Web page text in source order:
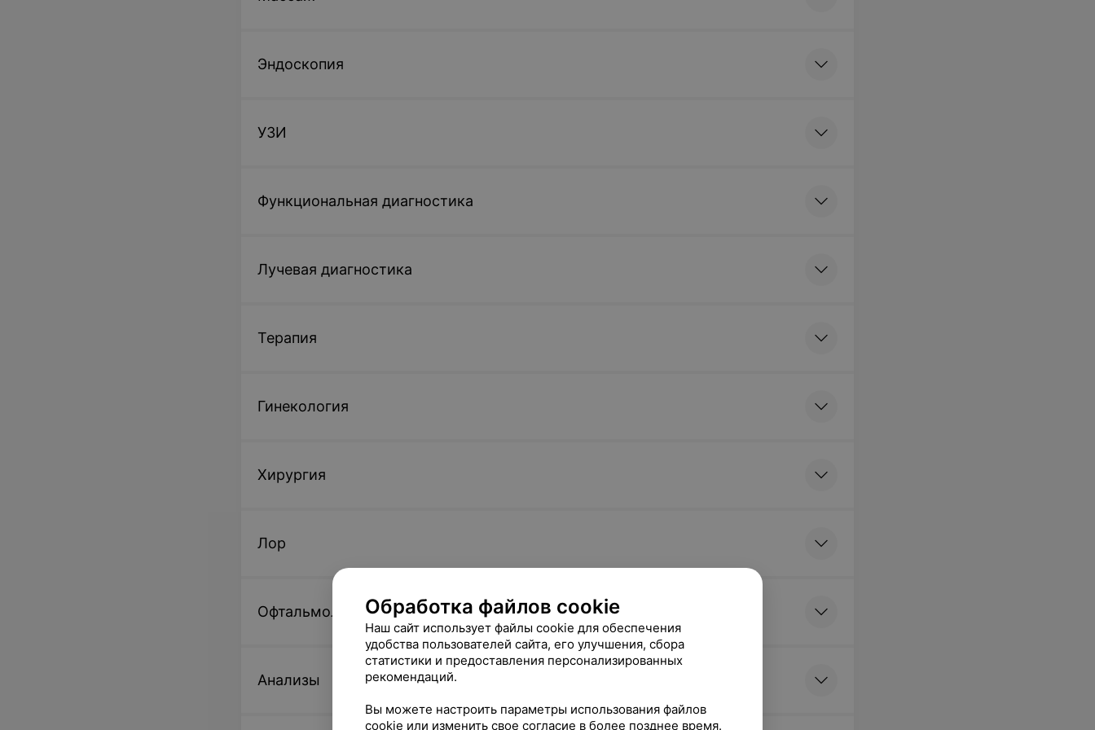
Эндоскопия
УЗИ
Функциональная диагностика
Лучевая диагностика
Терапия
Гинекология
Хирургия
Лор
Офтальмология
Анализы
Обработка файлов cookie
Наш сайт использует файлы cookie для обеспечения
удобства пользователей сайта, его улучшения, сбора
статистики и предоставления персонализированных
рекомендаций.
Вы можете настроить параметры использования файлов
cookie или изменить свое согласие в более позднее время.